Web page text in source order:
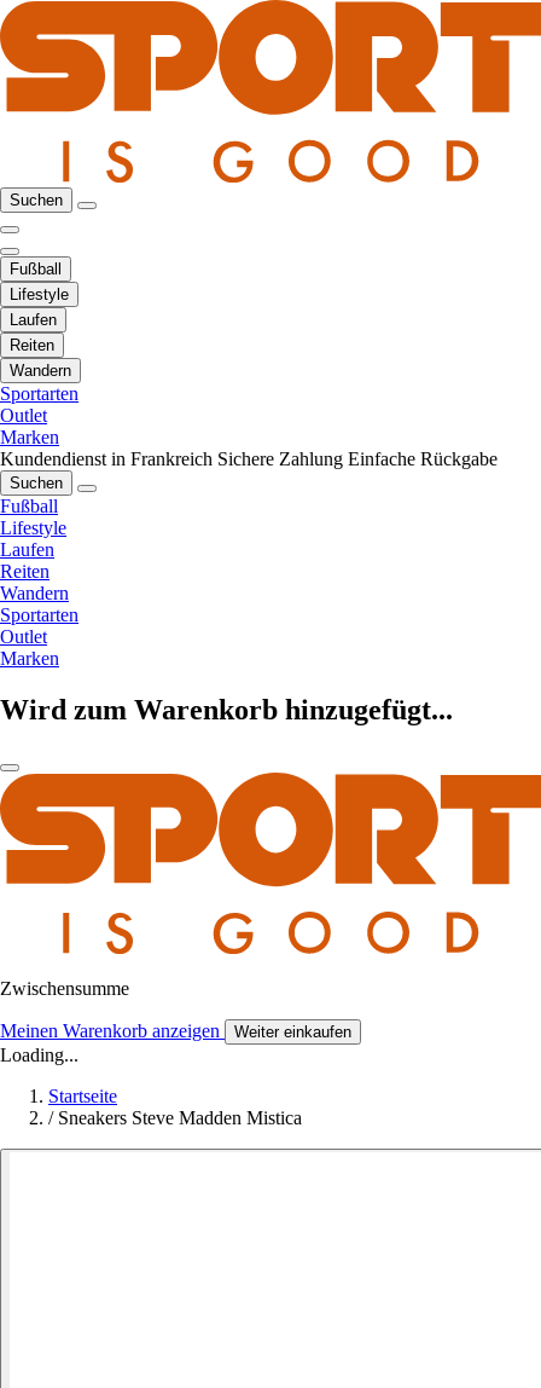
Suchen
Fußball
Lifestyle
Laufen
Reiten
Wandern
Sportarten
Outlet
Marken
Kundendienst in Frankreich Sichere Zahlung Einfache Rückgabe
Suchen
Fußball
Lifestyle
Laufen
Reiten
Wandern
Sportarten
Outlet
Marken
Wird zum Warenkorb hinzugefügt...
Zwischensumme
Meinen Warenkorb anzeigen Weiter einkaufen
Loading...
Startseite
/ Sneakers Steve Madden Mistica